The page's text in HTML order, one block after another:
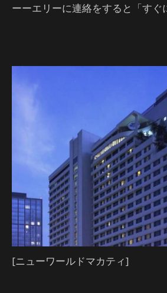
ーーエリーに連絡をすると「すぐ
[ニューワールドマカティ]